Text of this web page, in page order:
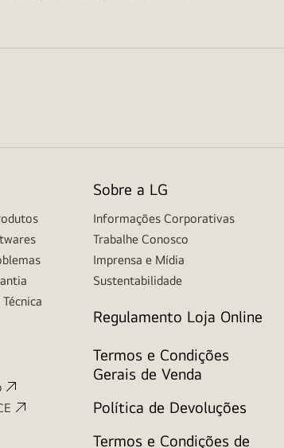
Sobre a LG
Informações Corporativas
Trabalhe Conosco
Imprensa e Mídia
Sustentabilidade
Regulamento Loja Online
Termos e Condições
Gerais de Venda
Política de Devoluções
Termos e Condições de